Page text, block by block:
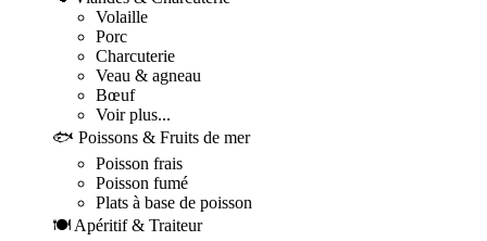
Volaille
Porc
Charcuterie
Veau & agneau
Bœuf
Voir plus...
🐟 Poissons & Fruits de mer
Poisson frais
Poisson fumé
Plats à base de poisson
🍽️ Apéritif & Traiteur